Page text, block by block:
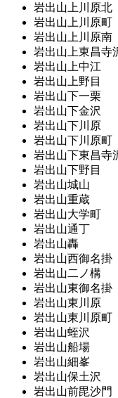
岩出山上川原北
岩出山上川原町
岩出山上川原南
岩出山上東昌寺
岩出山上中江
岩出山上野目
岩出山下一栗
岩出山下金沢
岩出山下川原
岩出山下川原町
岩出山下東昌寺
岩出山下野目
岩出山城山
岩出山重蔵
岩出山大学町
岩出山通丁
岩出山轟
岩出山西御名掛
岩出山二ノ構
岩出山東御名掛
岩出山東川原
岩出山東川原町
岩出山蛭沢
岩出山船場
岩出山細峯
岩出山保土沢
岩出山前毘沙門